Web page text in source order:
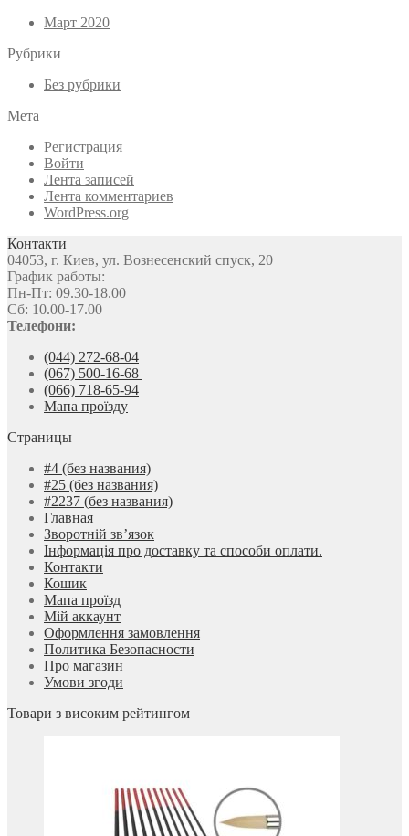
Март 2020
Рубрики
Без рубрики
Мета
Регистрация
Войти
Лента записей
Лента комментариев
WordPress.org
Контакти
04053, г. Киев, ул. Вознесенский спуск, 20
График работы:
Пн-Пт: 09.30-18.00
Сб: 10.00-17.00
Телефони:
(044) 272-68-04
(067) 500-16-68
(066) 718-65-94
Мапа проїзду
Страницы
#4 (без названия)
#25 (без названия)
#2237 (без названия)
Главная
Зворотній зв’язок
Інформація про доставку та способи оплати.
Контакти
Кошик
Мапа проїзд
Мій аккаунт
Оформлення замовлення
Политика Безопасности
Про магазин
Умови згоди
Товари з високим рейтингом